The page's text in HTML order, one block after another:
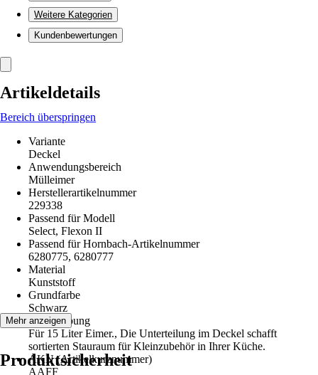
Weitere Kategorien
Kundenbewertungen
Artikeldetails
Bereich überspringen
Variante
Deckel
Anwendungsbereich
Mülleimer
Herstellerartikelnummer
229338
Passend für Modell
Select, Flexon II
Passend für Hornbach-Artikelnummer
6280775, 6280777
Material
Kunststoff
Grundfarbe
Schwarz
Beschreibung
Für 15 Liter Eimer., Die Unterteilung im Deckel schafft
sortierten Stauraum für Kleinzubehör in Ihrer Küche.
AKN (Artikelkurznummer)
AAFF
Mehr anzeigen
Produktsicherheit